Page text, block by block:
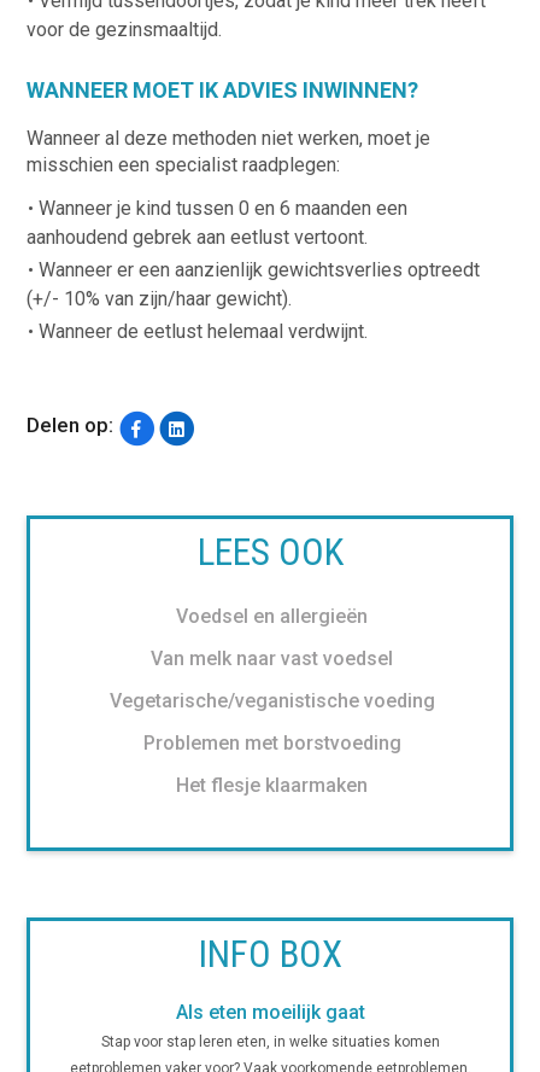
voor de gezinsmaaltijd.
WANNEER MOET IK ADVIES INWINNEN?
Wanneer al deze methoden niet werken, moet je
misschien een specialist raadplegen:
Wanneer je kind tussen 0 en 6 maanden een
aanhoudend gebrek aan eetlust vertoont.
Wanneer er een aanzienlijk gewichtsverlies optreedt
(+/- 10% van zijn/haar gewicht).
Wanneer de eetlust helemaal verdwijnt.
Delen op:
LEES OOK
Voedsel en allergieën
Van melk naar vast voedsel
Vegetarische/veganistische voeding
Problemen met borstvoeding
Het flesje klaarmaken
INFO BOX
Als eten moeilijk gaat
Stap voor stap leren eten, in welke situaties komen